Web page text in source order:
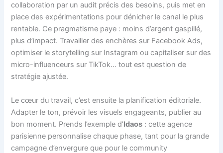
collaboration par un audit précis des besoins, puis met en
place des expérimentations pour dénicher le canal le plus
rentable. Ce pragmatisme paye : moins d’argent gaspillé,
plus d’impact. Travailler des enchères sur Facebook Ads,
optimiser le storytelling sur Instagram ou capitaliser sur des
micro-influenceurs sur TikTok… tout est question de
stratégie ajustée.
Le cœur du travail, c’est ensuite la planification éditoriale.
Adapter le ton, prévoir les visuels engageants, publier au
bon moment. Prends l’exemple d’Idaos : cette agence
parisienne personnalise chaque phase, tant pour la grande
campagne d’envergure que pour le community